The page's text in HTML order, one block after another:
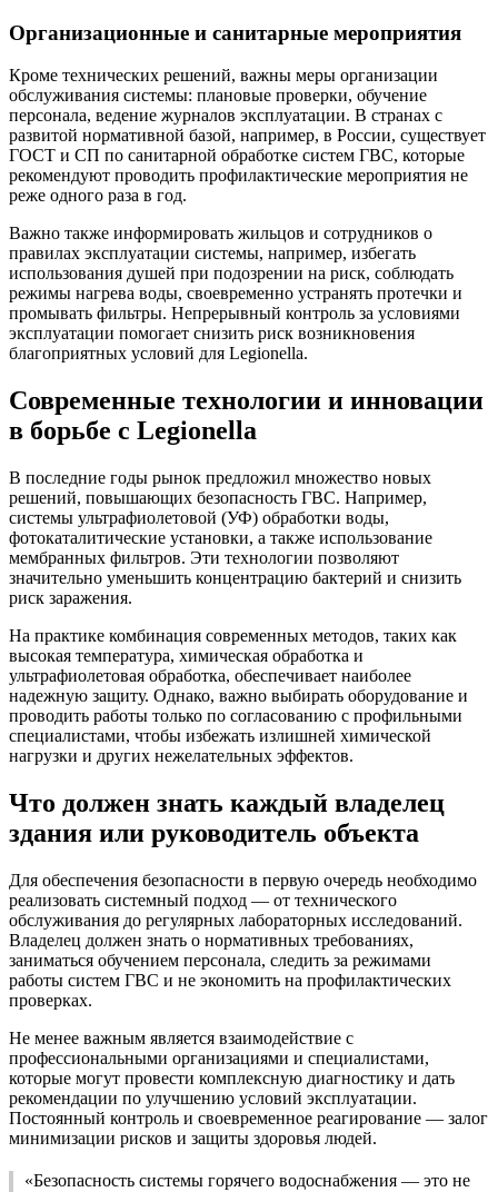
Организационные и санитарные мероприятия
Кроме технических решений, важны меры организации
обслуживания системы: плановые проверки, обучение
персонала, ведение журналов эксплуатации. В странах с
развитой нормативной базой, например, в России, существует
ГОСТ и СП по санитарной обработке систем ГВС, которые
рекомендуют проводить профилактические мероприятия не
реже одного раза в год.
Важно также информировать жильцов и сотрудников о
правилах эксплуатации системы, например, избегать
использования душей при подозрении на риск, соблюдать
режимы нагрева воды, своевременно устранять протечки и
промывать фильтры. Непрерывный контроль за условиями
эксплуатации помогает снизить риск возникновения
благоприятных условий для Legionella.
Современные технологии и инновации
в борьбе с Legionella
В последние годы рынок предложил множество новых
решений, повышающих безопасность ГВС. Например,
системы ультрафиолетовой (УФ) обработки воды,
фотокаталитические установки, а также использование
мембранных фильтров. Эти технологии позволяют
значительно уменьшить концентрацию бактерий и снизить
риск заражения.
На практике комбинация современных методов, таких как
высокая температура, химическая обработка и
ультрафиолетовая обработка, обеспечивает наиболее
надежную защиту. Однако, важно выбирать оборудование и
проводить работы только по согласованию с профильными
специалистами, чтобы избежать излишней химической
нагрузки и других нежелательных эффектов.
Что должен знать каждый владелец
здания или руководитель объекта
Для обеспечения безопасности в первую очередь необходимо
реализовать системный подход — от технического
обслуживания до регулярных лабораторных исследований.
Владелец должен знать о нормативных требованиях,
заниматься обучением персонала, следить за режимами
работы систем ГВС и не экономить на профилактических
проверках.
Не менее важным является взаимодействие с
профессиональными организациями и специалистами,
которые могут провести комплексную диагностику и дать
рекомендации по улучшению условий эксплуатации.
Постоянный контроль и своевременное реагирование — залог
минимизации рисков и защиты здоровья людей.
«Безопасность системы горячего водоснабжения — это не